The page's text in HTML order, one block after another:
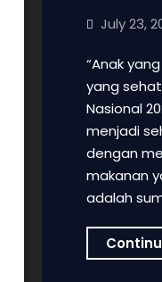
July 23,
“Anak
yang
Nasional
menjadi
dengan
makanan
adalah